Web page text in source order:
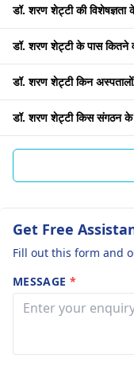
डॉ. शरण शेट्टी की विशेषज्ञता
डॉ. शरण शेट्टी के पास कितने
डॉ. शरण शेट्टी किन
डॉ. शरण शेट्टी किस संगठन
Get Free
Fill out this form and
MESSAGE *